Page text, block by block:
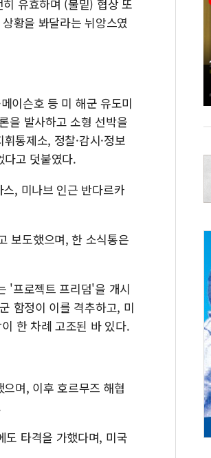
유효하며 (물밑) 협상 또
황을 봐달라는 뉘앙스였
이슨호 등 미 해군 유도미
을 발사하고 소형 선박을
통제소, 정찰·감시·정보
고 덧붙였다.
, 미나브 인근 반다르카
보도했으며, 한 소식통은
'프로젝트 프리덤'을 개시
함정이 이를 격추하고, 미
한 차례 고조된 바 있다.
며, 이후 호르무즈 해협
도 타격을 가했다며, 미국